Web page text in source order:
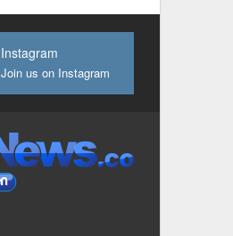
Instagram
Join us on Instagram